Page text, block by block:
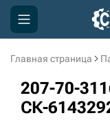
Главная страница
207-70-
СК-
Компания
Акции